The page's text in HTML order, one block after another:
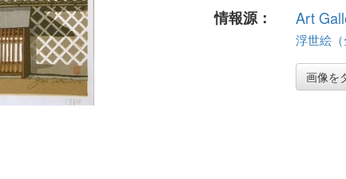
情報源：
Art
浮世絵
画像を